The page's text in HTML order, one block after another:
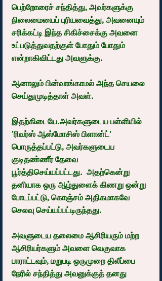
பெற்றோரைச் சந்தித்து, அவர்களுக்கு
நிலைமையைப் புரியவைத்து, அவனையும்
சரிக்கட்டி இந்த சிகிச்சைக்கு அவனை
உட்படுத்துவதற்குள் போதும் போதும்
என்றாகிவிட்டது அவளுக்கு.
ஆனாலும் பின்வாங்காமல் அந்த செயலை
செய்துமுடித்தாள் அவள்.
இதற்கிடையே.அவர்களுடைய பள்ளியில்
'ரிவர்ஸ் ஆஸ்மோசிஸ் பிளான்ட்'
பொருத்தப்பட்டு, அவர்களுடைய
குடிதண்ணீர் தேவை
பூர்த்திசெய்யப்பட்டது.  அதற்கென்று
தனியாக ஒரு ஆழ்துளைக் கிணறு ஒன்று
போடப்பட்டு, கொஞ்சம் அதிகமாகவே
செலவு செய்யப்பட்டிருந்தது.
அவளுடைய தலைமை ஆசிரியரும் மற்ற
ஆசிரியர்களும் அவளை வெகுவாக
பாராட்டவும், மறுபடி ஒருமுறை திலீப்பை
நேரில் சந்தித்து அவனுக்குத் தனது